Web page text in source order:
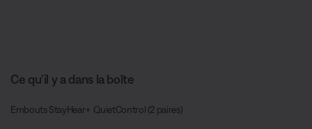
Ce qu’il y a dans la boîte
Embouts StayHear+ QuietControl (2 paires)